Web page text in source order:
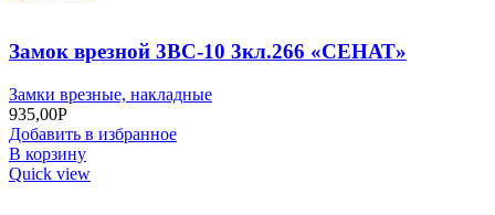
Замок врезной 3BC-10 3кл.266 «СЕНАТ»
Замки врезные, накладные
935,00Р
Добавить в избранное
В корзину
Quick view